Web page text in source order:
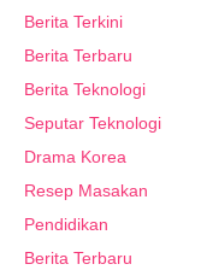
Berita Terkini
Berita Terbaru
Berita Teknologi
Seputar Teknologi
Drama Korea
Resep Masakan
Pendidikan
Berita Terbaru